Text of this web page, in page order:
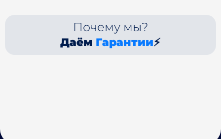
Почему мы?
Даём Гарантии⚡